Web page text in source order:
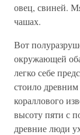
овец, свиней.
чашах.
Вот
окружающей
легко себе
стоило древним
кораллового
высоту пяти с
древние люди